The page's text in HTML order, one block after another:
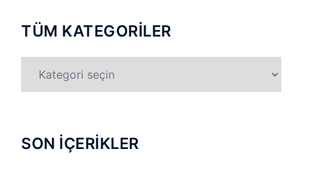
TÜM KATEGORİLER
KATEGORİLER
SON İÇERİKLER